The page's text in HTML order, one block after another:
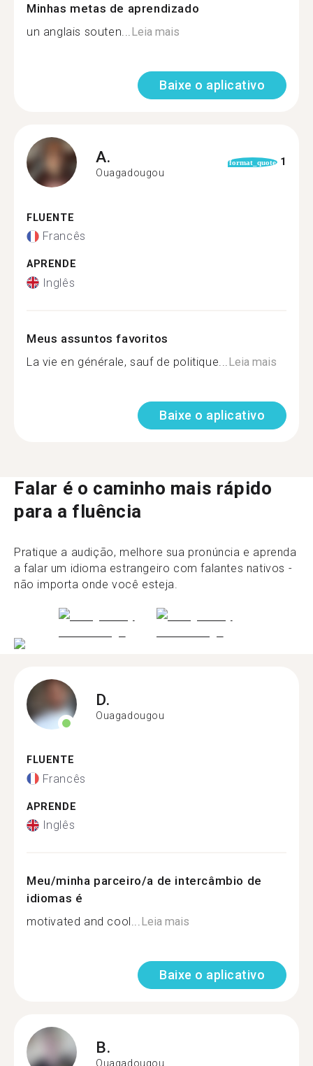
Minhas metas de aprendizado
un anglais souten... Leia mais
Baixe o aplicativo
A.
Ouagadougou
format_quote 1
FLUENTE
Francês
APRENDE
Inglês
Meus assuntos favoritos
La vie en générale, sauf de politique... Leia mais
Baixe o aplicativo
Falar é o caminho mais rápido
para a fluência
Pratique a audição, melhore sua pronúncia e aprenda
a falar um idioma estrangeiro com falantes nativos -
não importa onde você esteja.
D.
Ouagadougou
FLUENTE
Francês
APRENDE
Inglês
Meu/minha parceiro/a de intercâmbio de
idiomas é
motivated and cool...Leia mais
Baixe o aplicativo
B.
Ouagadougou